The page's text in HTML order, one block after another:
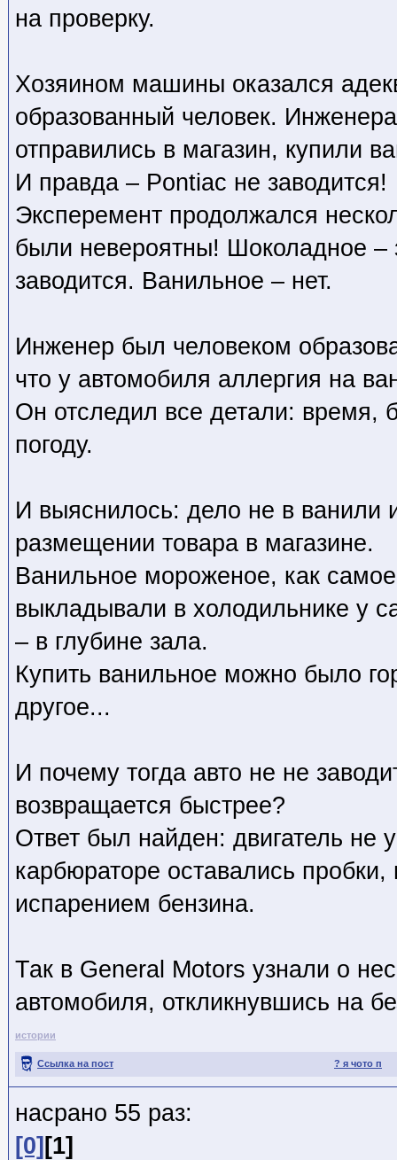
на проверку.
Хозяином машины оказался
образованный человек.
отправились в магазин, купили
И правда – Pontiac не заводится!
Эксперемент продолжался
были невероятны! Шоколадное –
заводится. Ванильное – нет.
Инженер был человеком
что у автомобиля аллергия на
Он отследил все детали: время,
погоду.
И выяснилось: дело не в ванили
размещении товара в магазине.
Ванильное мороженое, как
выкладывали в холодильнике у
– в глубине зала.
Купить ванильное можно было
другое...
И почему тогда авто не не
возвращается быстрее?
Ответ был найден: двигатель не
карбюраторе оставались
испарением бензина.
Так в General Motors узнали о
автомобиля, откликнувшись на
истории
? я чото п
Ссылка на пост
насрано 55 раз:
[0] [1]